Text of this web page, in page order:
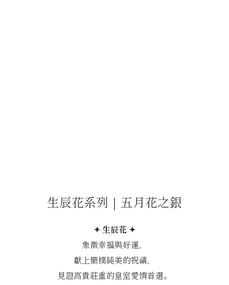
生辰花系列｜五月花之銀
✦ 生辰花 ✦
象徵幸福與好運，
獻上簡樸純美的祝禱，
見證高貴莊重的皇室愛情首選。